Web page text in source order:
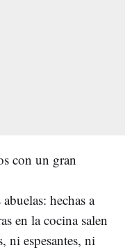
con un gran
hechas a
en la cocina salen
ni espesantes, ni